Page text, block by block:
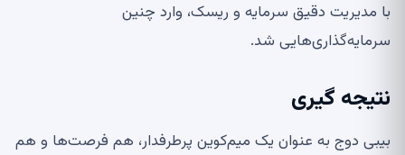
با مدیریت دقیق سرمایه و ریسک، وارد چنین
سرمایه‌گذاری‌هایی شد.
نتیجه گیری
بیبی دوج به عنوان یک میم‌کوین پرطرفدار، هم فرصت‌ها و هم